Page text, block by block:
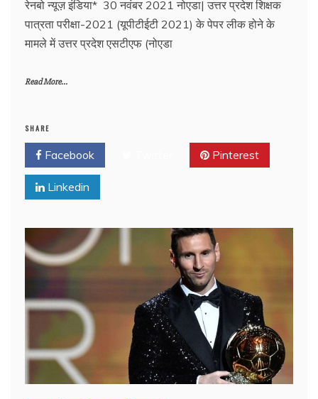
रेनबो न्यूज़ इंडिया* 30 नवंबर 2021 नोएडा| उत्तर प्रदेश शिक्षक
पात्रता परीक्षा-2021 (यूपीटीईटी 2021) के पेपर लीक होने के
मामले में उत्तर प्रदेश एसटीएफ (नोएडा
Read More...
SHARE
Facebook Pinterest
Linkedin